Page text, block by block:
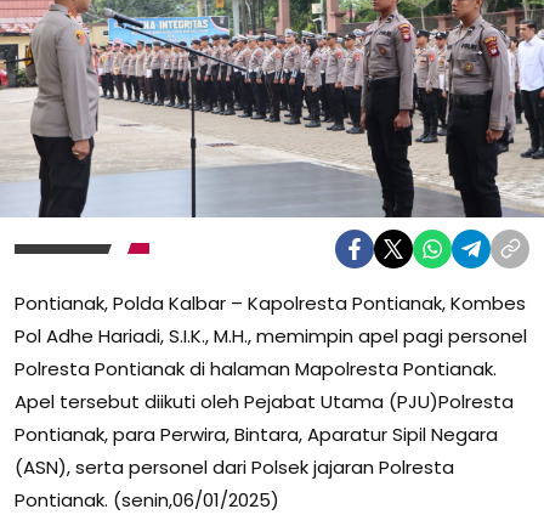
Pontianak, Polda Kalbar – Kapolresta Pontianak, Kombes
Pol Adhe Hariadi, S.I.K., M.H., memimpin apel pagi personel
Polresta Pontianak di halaman Mapolresta Pontianak.
Apel tersebut diikuti oleh Pejabat Utama (PJU)Polresta
Pontianak, para Perwira, Bintara, Aparatur Sipil Negara
(ASN), serta personel dari Polsek jajaran Polresta
Pontianak. (senin,06/01/2025)